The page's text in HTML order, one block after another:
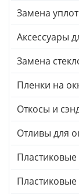
Замена
Аксессуары
Замена
Пленки на
Откосы и
Отливы для
Пластиковые